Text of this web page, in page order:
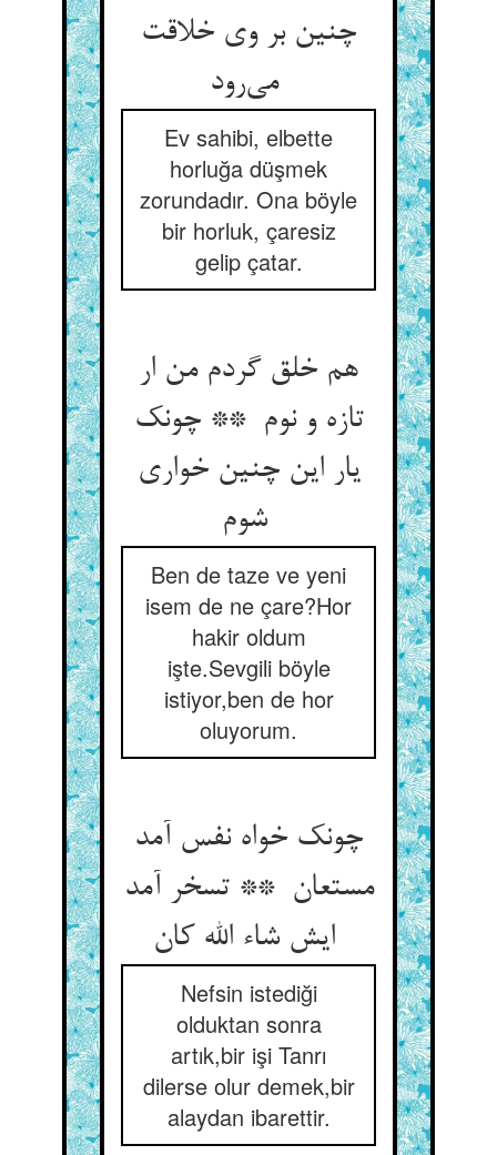
چنین بر وی خلاقت
می‌رود
Ev sahibi, elbette
horluğa düşmek
zorundadır. Ona böyle
bir horluk, çaresiz
gelip çatar.
هم خلق گردم من ار
تازه و نوم ** چونک
یار این چنین خواری
شوم
Ben de taze ve yeni
isem de ne çare?Hor
hakir oldum
işte.Sevgili böyle
istiyor,ben de hor
oluyorum.
چونک خواه نفس آمد
مستعان ** تسخر آمد
Nefsin istediği
olduktan sonra
artık,bir işi Tanrı
dilerse olur demek,bir
alaydan ibarettir.